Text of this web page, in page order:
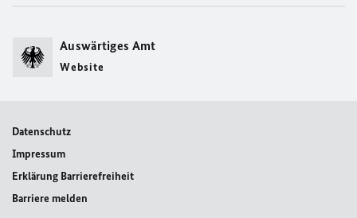
Auswärtiges Amt
Website
Datenschutz
Impressum
Erklärung Barrierefreiheit
Barriere melden